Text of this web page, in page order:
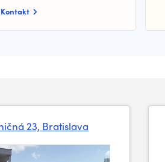
Kontakt
23, Bratislava